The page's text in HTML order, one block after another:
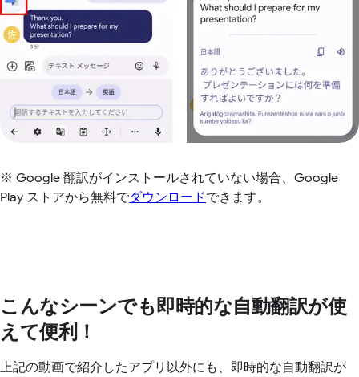
※ Google 翻訳がインストールされていない場合、Google
Play ストアから無料でダウンロードできます。
こんなシーンでも即時的な自動翻訳が使
えて便利！
上記の動画で紹介したアプリ以外にも、即時的な自動翻訳が